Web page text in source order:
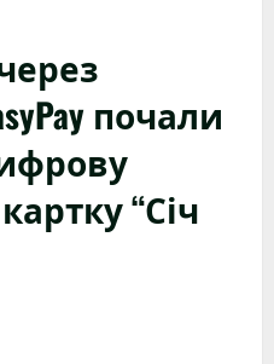
почали
“Січ